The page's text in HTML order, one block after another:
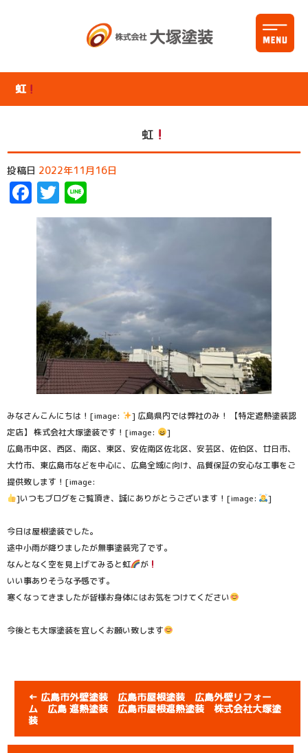
虹
虹
投稿日 2022年11月16日
Facebook
Twitter
みなさんこんにちは！[image:
] 広島県内では弊社のみ！ 【特定遮熱塗装認
定店】 株式会社大塚塗装です！[image:
]
広島市中区、西区、南区、東区、安佐南区佐北区、安芸区、佐伯区、廿日市、
大竹市、東広島市などを中心に、広島全域に向け、品質保証の安心な工事をご
提供致します！[image:
]いつもブログをご覧頂き、誠にありがとうございます！[image:
]
今日は屋根塗装でした。
途中小雨が降りましたが無事塗装完了です。
なんとなく空を見上げてみると虹
が
いい事ありそうな予感です。
寒くなってきましたが皆様お身体にはお気をつけてください
今後とも大塚塗装を宜しくお願い致します
← 広島市外壁塗装 広島市屋根塗装 広島外壁リフォー
ム 広島 遮熱塗装 広島市屋根遮熱塗装 株式会社大塚塗
装